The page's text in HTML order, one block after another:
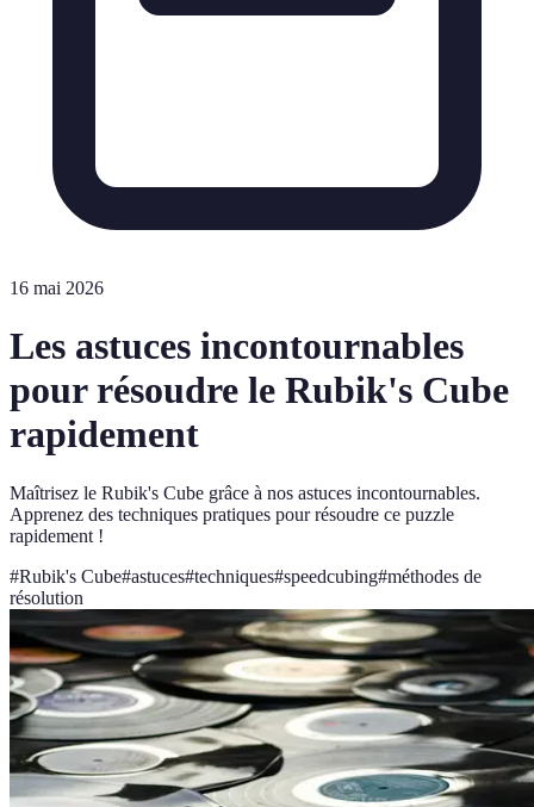
16 mai 2026
Les astuces incontournables
pour résoudre le Rubik's Cube
rapidement
Maîtrisez le Rubik's Cube grâce à nos astuces incontournables.
Apprenez des techniques pratiques pour résoudre ce puzzle
rapidement !
#Rubik's Cube#astuces#techniques#speedcubing#méthodes de
résolution